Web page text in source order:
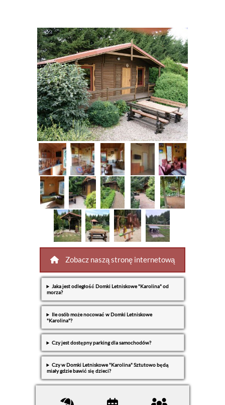
Zobacz naszą stronę internetową
Jaka jest odległość Domki Letniskowe "Karolina" od
morza?
Ile osób może nocować w Domki Letniskowe
"Karolina"?
Czy jest dostępny parking dla samochodów?
Czy w Domki Letniskowe "Karolina" Sztutowo będą
miały gdzie bawić się dzieci?